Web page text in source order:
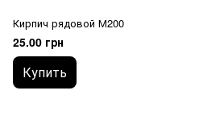
Кирпич рядовой М200
25.00 грн
Купить